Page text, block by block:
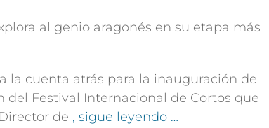
al genio aragonés en su etapa más
la cuenta atrás para la inauguración de
del Festival Internacional de Cortos que
de , sigue leyendo …